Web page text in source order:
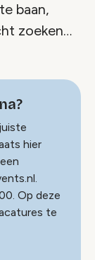
baan,
zoeken…
hier
Op deze
te